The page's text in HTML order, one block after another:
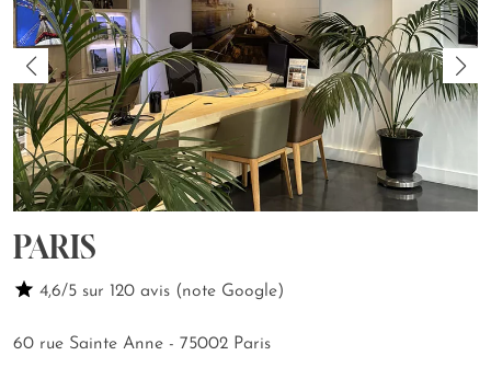
PARIS
4,6/5 sur 120 avis (note Google)
60 rue Sainte Anne - 75002 Paris